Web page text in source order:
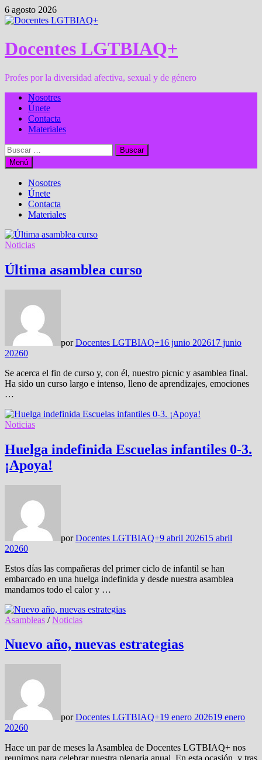
Saltar
al
6 agosto 2026
Docentes LGTBIAQ+
Profes por la diversidad afectiva, sexual y de género
Nosotres
Únete
Contacta
Materiales
Buscar:
Menú
Nosotres
Únete
Contacta
Materiales
Noticias
Última asamblea curso
porDocentes LGTBIAQ+16 junio 202617 junio
20260
Se acerca el fin de curso y, con él, nuestro picnic y asamblea final.
Ha sido un curso largo e intenso, lleno de aprendizajes, emociones
…
Noticias
Huelga indefinida Escuelas infantiles 0-3.
¡Apoya!
porDocentes LGTBIAQ+9 abril 202615 abril
20260
Estos días las compañeras del primer ciclo de infantil se han
embarcado en una huelga indefinida y desde nuestra asamblea
mandamos todo el calor y …
Asambleas /Noticias
Nuevo año, nuevas estrategias
porDocentes LGTBIAQ+19 enero 202619 enero
20260
Hace un par de meses la Asamblea de Docentes LGTBIAQ+ nos